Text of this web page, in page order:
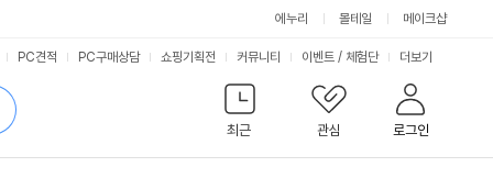
에누리 몰테일 메이크샵
최근
관심 로그인
PC견적 PC구매상담 쇼핑기획전 커뮤니티 이벤트 / 체험단 서
비
스
더보기